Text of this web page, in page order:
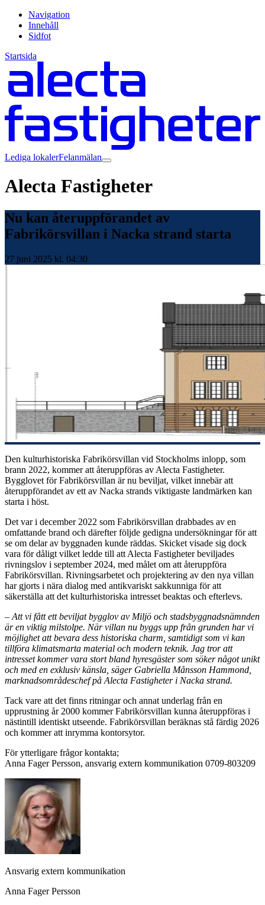
Navigation
Innehåll
Sidfot
Startsida
Lediga lokalerFelanmälan
Alecta Fastigheter
Nu kan återuppförandet av
Fabrikörsvillan i Nacka strand starta
27 juni 2025 kl. 04:30
Den kulturhistoriska Fabrikörsvillan vid Stockholms inlopp, som
brann 2022, kommer att återuppföras av Alecta Fastigheter.
Bygglovet för Fabrikörsvillan är nu beviljat, vilket innebär att
återuppförandet av ett av Nacka strands viktigaste landmärken kan
starta i höst.
Det var i december 2022 som Fabrikörsvillan drabbades av en
omfattande brand och därefter följde gedigna undersökningar för att
se om delar av byggnaden kunde räddas. Skicket visade sig dock
vara för dåligt vilket ledde till att Alecta Fastigheter beviljades
rivningslov i september 2024, med målet om att återuppföra
Fabrikörsvillan. Rivningsarbetet och projektering av den nya villan
har gjorts i nära dialog med antikvariskt sakkunniga för att
säkerställa att det kulturhistoriska intresset beaktas och efterlevs.
– Att vi fått ett beviljat bygglov av Miljö och stadsbyggnadsnämnden
är en viktig milstolpe. När villan nu byggs upp från grunden har vi
möjlighet att bevara dess historiska charm, samtidigt som vi kan
tillföra klimatsmarta material och modern teknik. Jag tror att
intresset kommer vara stort bland hyresgäster som söker något unikt
och med en exklusiv känsla, säger Gabriella Månsson Hammond,
marknadsområdeschef på Alecta Fastigheter i Nacka strand.
Tack vare att det finns ritningar och annat underlag från en
upprustning år 2000 kommer Fabrikörsvillan kunna återuppföras i
nästintill identiskt utseende. Fabrikörsvillan beräknas stå färdig 2026
och kommer att inrymma kontorsytor.
För ytterligare frågor kontakta;
Anna Fager Persson, ansvarig extern kommunikation 0709-803209
Ansvarig extern kommunikation
Anna Fager Persson